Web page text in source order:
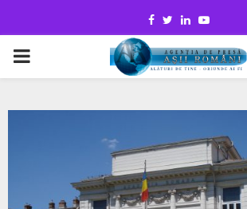
Facebook
TwitterLinkedinYoutube
PRIMARY